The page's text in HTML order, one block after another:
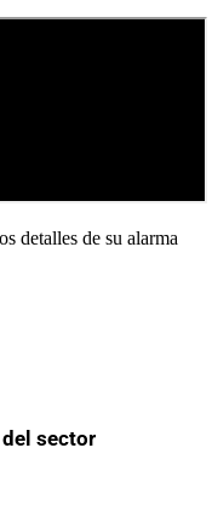
detalles de su alarma
sector